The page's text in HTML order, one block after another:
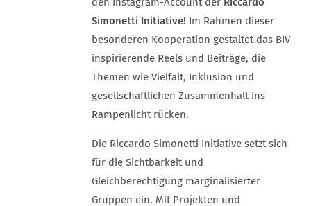
Simonetti Initiative! Im Rahmen dieser
besonderen Kooperation gestaltet das BIV
inspirierende Reels und Beiträge, die
Themen wie Vielfalt, Inklusion und
gesellschaftlichen Zusammenhalt ins
Rampenlicht rücken.
Die Riccardo Simonetti Initiative setzt sich
für die Sichtbarkeit und
Gleichberechtigung marginalisierter
Gruppen ein. Mit Projekten und